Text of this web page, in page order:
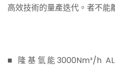
高效技術的量產迭代。者不能
■ 隆基氫能3000Nm³/h